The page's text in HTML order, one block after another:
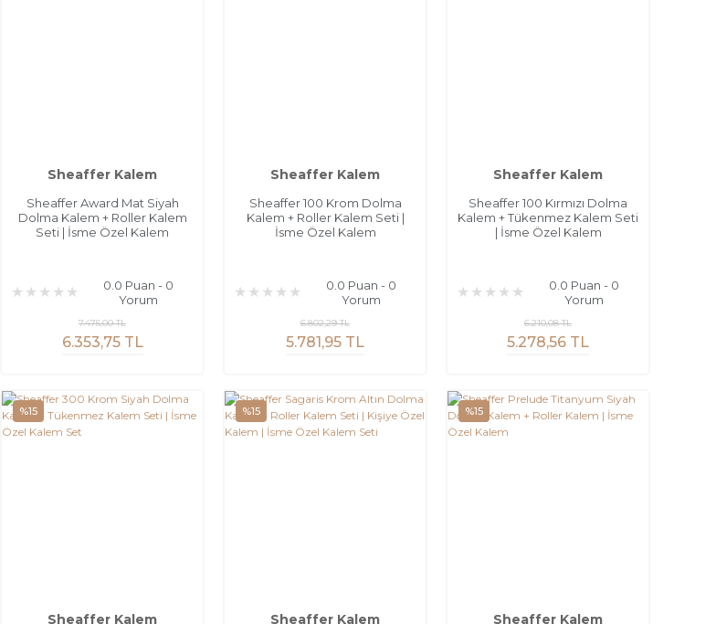
Sheaffer Kalem
Sheaffer Award Mat Siyah
Dolma Kalem + Roller Kalem
Seti | İsme Özel Kalem
0.0 Puan - 0
Yorum
6.353,75 TL
7.475,00 TL
Sheaffer Kalem
Sheaffer 100 Krom Dolma
Kalem + Roller Kalem Seti |
İsme Özel Kalem
0.0 Puan - 0
Yorum
5.781,95 TL
6.802,29 TL
Sheaffer Kalem
Sheaffer 100 Kırmızı Dolma
Kalem + Tükenmez Kalem Seti
| İsme Özel Kalem
0.0 Puan - 0
Yorum
5.278,56 TL
6.210,08 TL
%15
Sheaffer Kalem
%15
Sheaffer Kalem
%15
Sheaffer Kalem